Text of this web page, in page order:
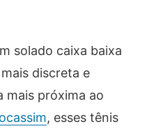
solado caixa baixa
discreta e
mais próxima ao
, esses tênis